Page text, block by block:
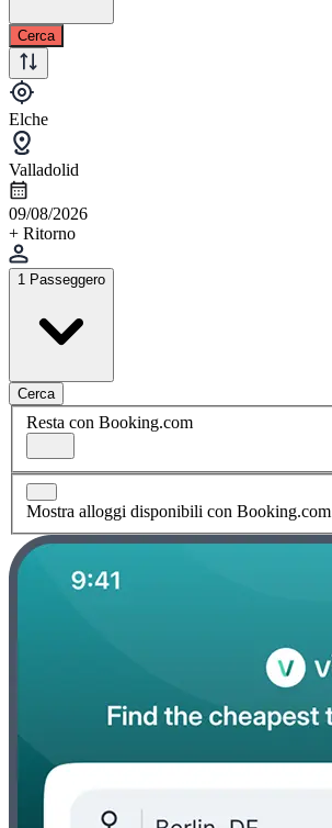
Cerca
Elche
Valladolid
09/08/2026
+ Ritorno
1 Passeggero
Cerca
Resta con Booking.com
Mostra alloggi disponibili con Booking.com